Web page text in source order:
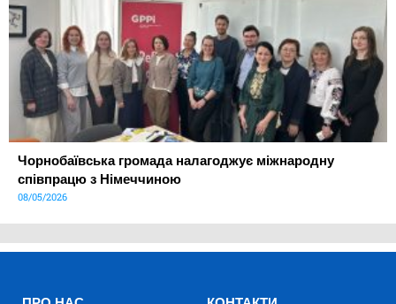
Чорнобаївська громада налагоджує міжнародну
співпрацю з Німеччиною
08/05/2026